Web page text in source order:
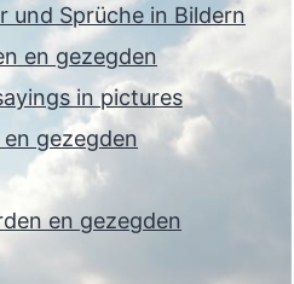
und Sprüche in Bildern
en gezegden
in pictures
gezegden
en gezegden